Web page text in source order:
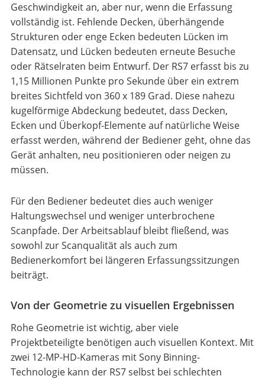
Geschwindigkeit an, aber nur, wenn die Erfassung
vollständig ist. Fehlende Decken, überhängende
Strukturen oder enge Ecken bedeuten Lücken im
Datensatz, und Lücken bedeuten erneute Besuche
oder Rätselraten beim Entwurf. Der RS7 erfasst bis zu
1,15 Millionen Punkte pro Sekunde über ein extrem
breites Sichtfeld von 360 x 189 Grad. Diese nahezu
kugelförmige Abdeckung bedeutet, dass Decken,
Ecken und Überkopf-Elemente auf natürliche Weise
erfasst werden, während der Bediener geht, ohne das
Gerät anhalten, neu positionieren oder neigen zu
müssen.
Für den Bediener bedeutet dies auch weniger
Haltungswechsel und weniger unterbrochene
Scanpfade. Der Arbeitsablauf bleibt fließend, was
sowohl zur Scanqualität als auch zum
Bedienerkomfort bei längeren Erfassungssitzungen
beiträgt.
Von der Geometrie zu visuellen Ergebnissen
Rohe Geometrie ist wichtig, aber viele
Projektbeteiligte benötigen auch visuellen Kontext. Mit
zwei 12-MP-HD-Kameras mit Sony Binning-
Technologie kann der RS7 selbst bei schlechten